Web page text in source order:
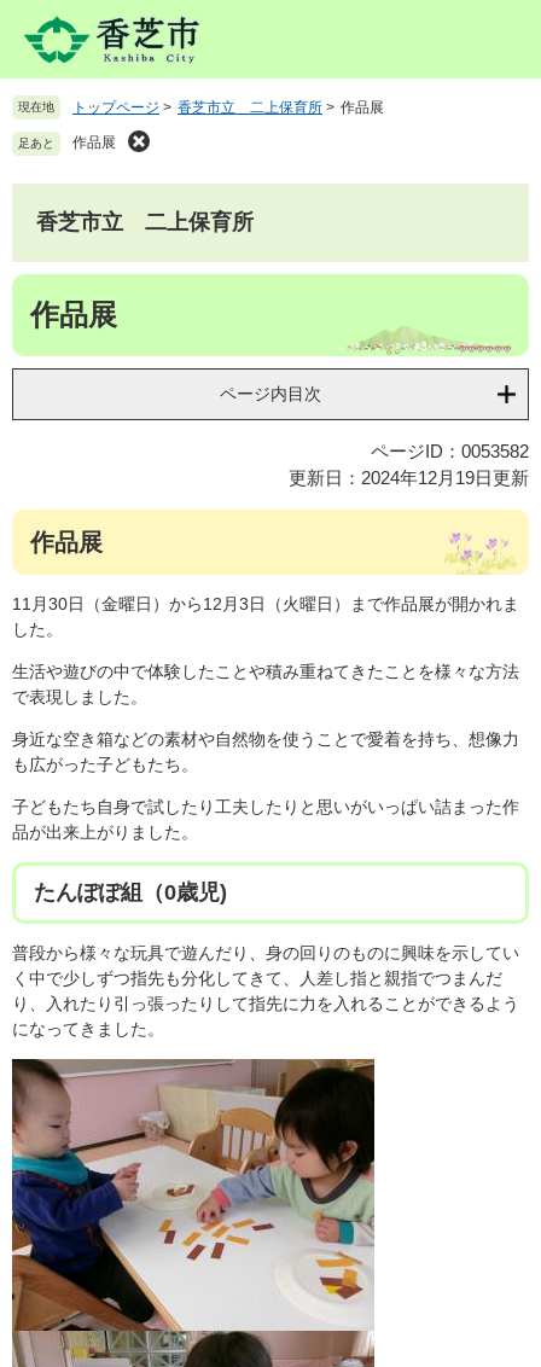
先
頭
す
を
飛
し
文
現在地 トップページ > 香芝市立 二上保育所 > 作品展
足あと 作品展
香芝市立 二上保育所
本
作品展
ページ内目次
ページID：0053582
更新日：2024年12月19日更新
作品展
11月30日（金曜日）から12月3日（火曜日）まで作品展が開かれま
した。
生活や遊びの中で体験したことや積み重ねてきたことを様々な方法
で表現しました。
身近な空き箱などの素材や自然物を使うことで愛着を持ち、想像力
も広がった子どもたち。
子どもたち自身で試したり工夫したりと思いがいっぱい詰まった作
品が出来上がりました。
たんぽぽ組（0歳児)
普段から様々な玩具で遊んだり、身の回りのものに興味を示してい
く中で少しずつ指先も分化してきて、人差し指と親指でつまんだ
り、入れたり引っ張ったりして指先に力を入れることができるよう
になってきました。